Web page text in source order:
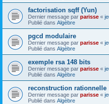
factorisation sqff (Yun)
Dernier message par parisse «
Publié dans Algèbre
pgcd modulaire
Dernier message par parisse «
Publié dans Algèbre
exemple rsa 148 bits
Dernier message par parisse «
Publié dans Algèbre
reconstruction rationnelle
Dernier message par parisse «
Publié dans Algèbre